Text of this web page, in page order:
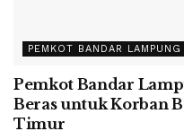
PEMKOT BANDAR LAMPUNG
Pemkot Bandar
Beras untuk Korban
Timur